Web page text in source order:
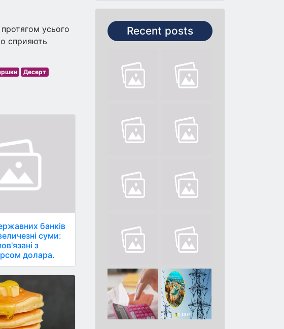
Recent posts
протягом усього
сприяють
Десерт
банків
суми:
з
долара.